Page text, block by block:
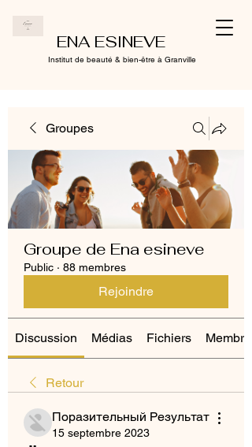
ENA ESINEVE
Institut de beauté & bien-être à Granville
Groupes
Groupe de Ena esineve
Public · 88 membres
Rejoindre
Discussion Médias Fichiers Membres
Retour
Поразительный Результат
15 septembre 2023